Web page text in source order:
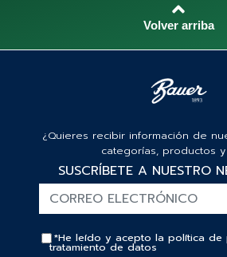
¿Quieres recibir información de
categorías, productos y
SUSCRÍBETE A NUESTRO
*He leído y acepto la política de
tratamiento de datos